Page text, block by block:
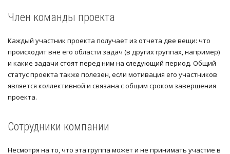
Член команды проекта
Каждый участник проекта получает из отчета две вещи: что
происходит вне его области задач (в других группах, например)
и какие задачи стоят перед ним на следующий период. Общий
статус проекта также полезен, если мотивация его участников
является коллективной и связана с общим сроком завершения
проекта.
Сотрудники компании
Несмотря на то, что эта группа может и не принимать участие в